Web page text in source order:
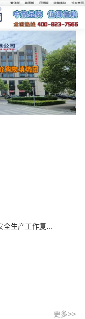
张旅集团召开2026年春节假期旅游接待暨安全生产工作复盘会
更多>>